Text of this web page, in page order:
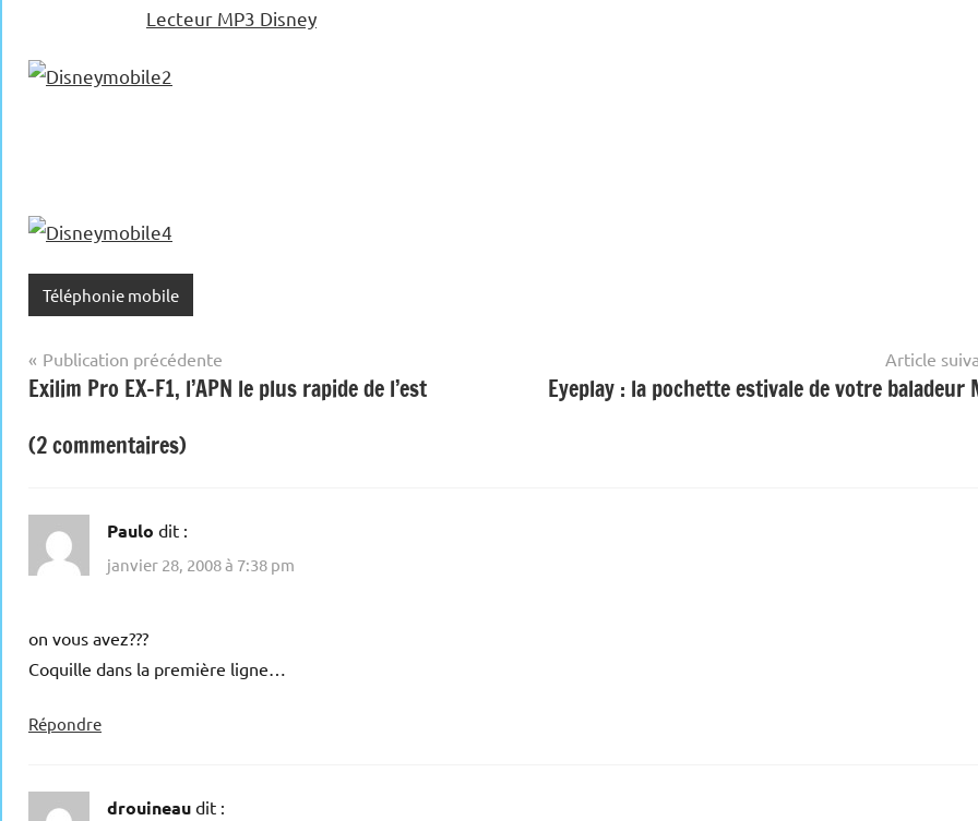
Lecteur MP3 Disney
Téléphonie mobile
Navigation
de
l’article
Publication précédente
Exilim Pro EX-F1, l’APN le plus rapide de l’est
Article
Eyeplay : la pochette estivale de votre baladeur
(2 commentaires)
Paulo dit :
janvier 28, 2008 à 7:38 pm
on vous avez???
Coquille dans la première ligne…
Répondre
drouineau dit :